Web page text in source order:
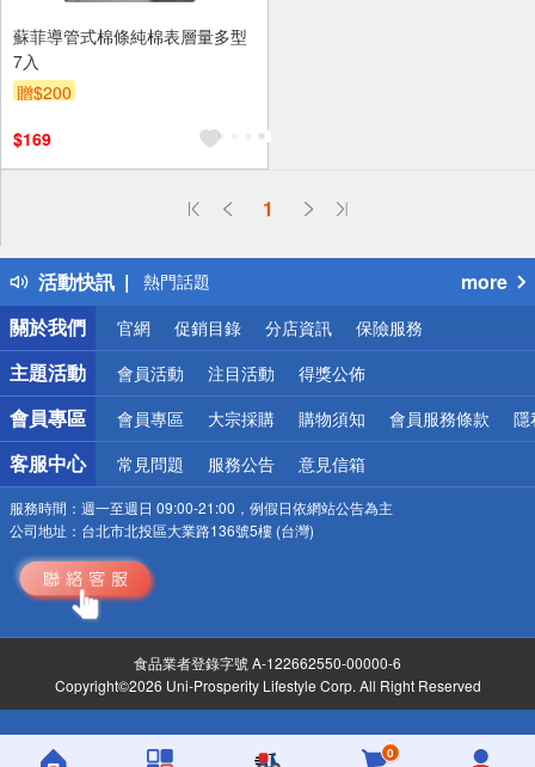
蘇菲導管式棉條純棉表層量多型
7入
贈$200
$169
1
活動快訊
偏遠地區配送
得獎公告
熱門話題
銀行優惠
偏遠地區配送
詐騙網頁！請小心！
more
關於我們
官網 促銷目錄 分店資訊 保險服務
主題活動 會員活動 注目活動 得獎公佈
會員專區 會員專區 大宗採購 購物須知 會員服務條款 隱
客服中心 常見問題 服務公告 意見信箱
服務時間： 週一至週日 09:00-21:00，例假日依網站公告為主
公司地址： 台北市北投區大業路136號5樓 (台灣)
食品業者登錄字號 A-122662550-00000-6
Copyright©2026 Uni-Prosperity Lifestyle Corp. All Right Reserved
0